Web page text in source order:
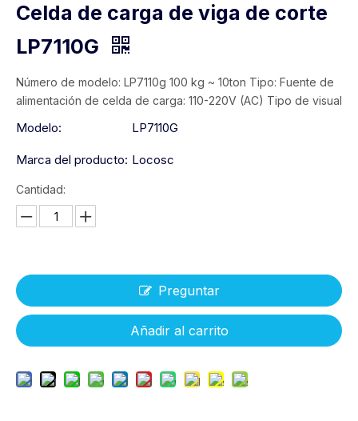
Celda de carga de viga de corte
LP7110G
Número de modelo: LP7110g 100 kg ~ 10ton Tipo: Fuente de
alimentación de celda de carga: 110-220V (AC) Tipo de visual
Modelo: LP7110G
Marca del producto: Locosc
Cantidad:
Preguntar
Añadir al carrito